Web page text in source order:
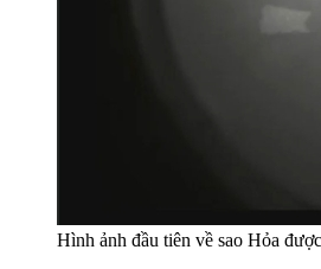
Hình ảnh đầu tiên về sao Hỏa